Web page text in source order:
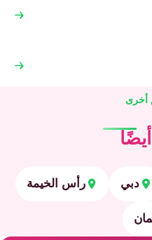
أخرى
دبي رأس الخيمة